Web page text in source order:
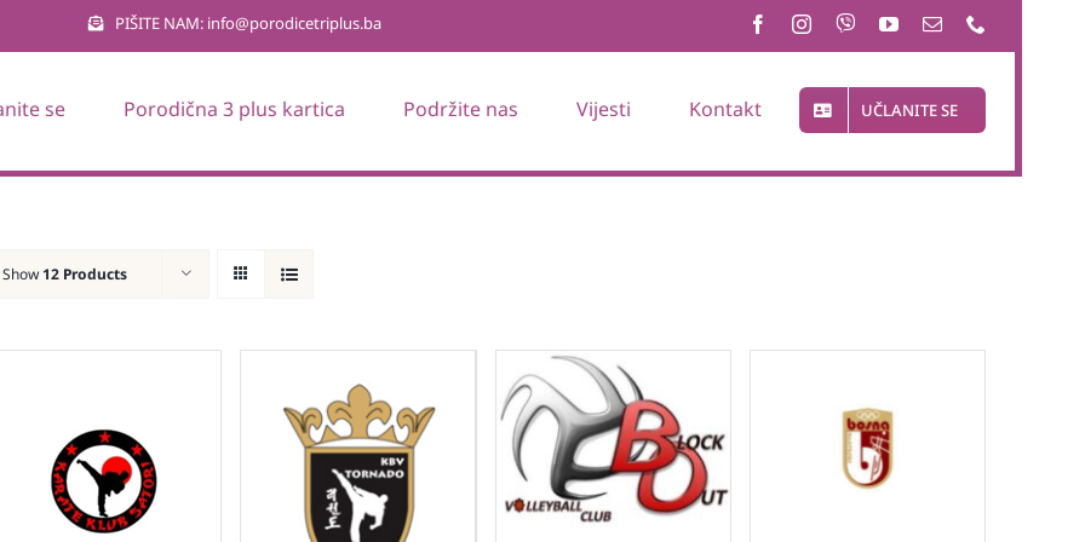
PIŠITE NAM: info@porodicetriplus.ba
se Porodična 3 plus kartica Podržite nas Vijesti Kontakt UČLANITE SE
Show 12 Products